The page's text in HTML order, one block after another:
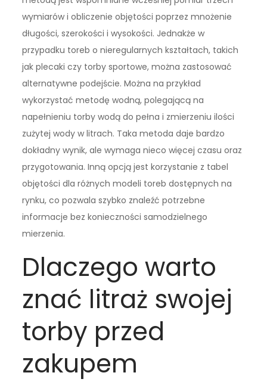
wymiarów i obliczenie objętości poprzez mnożenie
długości, szerokości i wysokości. Jednakże w
przypadku toreb o nieregularnych kształtach, takich
jak plecaki czy torby sportowe, można zastosować
alternatywne podejście. Można na przykład
wykorzystać metodę wodną, polegającą na
napełnieniu torby wodą do pełna i zmierzeniu ilości
zużytej wody w litrach. Taka metoda daje bardzo
dokładny wynik, ale wymaga nieco więcej czasu oraz
przygotowania. Inną opcją jest korzystanie z tabel
objętości dla różnych modeli toreb dostępnych na
rynku, co pozwala szybko znaleźć potrzebne
informacje bez konieczności samodzielnego
mierzenia.
Dlaczego warto
znać litraż swojej
torby przed
zakupem